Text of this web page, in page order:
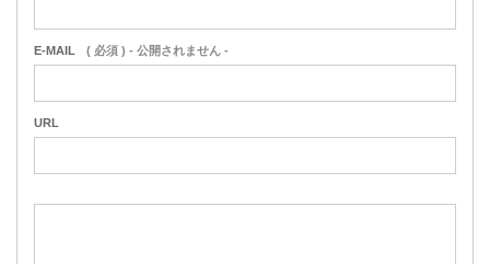
E-MAIL ( 必須 ) - 公開されません -
URL